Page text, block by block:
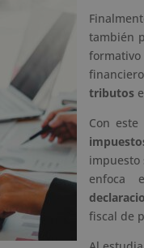
también
tributos
Con
impuesto
enfoca
fiscal de